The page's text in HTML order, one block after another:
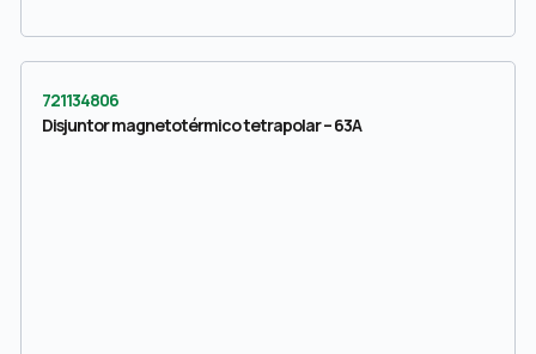
721134806
Disjuntor magnetotérmico tetrapolar – 63A